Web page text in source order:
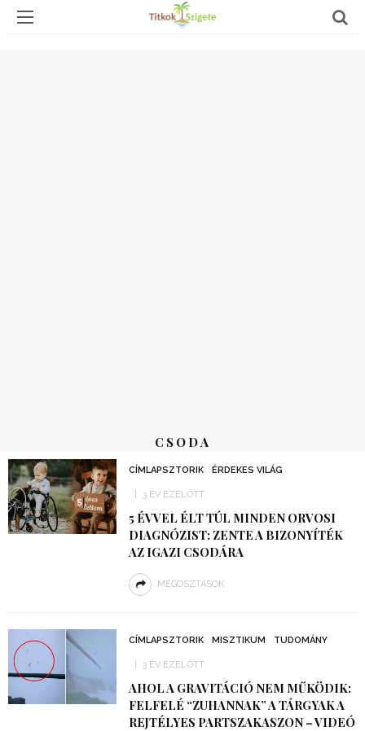
CSODA
CÍMLAPSZTORIK ÉRDEKES VILÁG
3 ÉV EZELŐTT
5 ÉVVEL ÉLT TÚL MINDEN ORVOSI
DIAGNÓZIST: ZENTE A BIZONYÍTÉK
AZ IGAZI CSODÁRA
MEGOSZTÁSOK
CÍMLAPSZTORIK MISZTIKUM TUDOMÁNY
3 ÉV EZELŐTT
AHOL A GRAVITÁCIÓ NEM MŰKÖDIK:
FELFELÉ “ZUHANNAK” A TÁRGYAK A
REJTÉLYES PARTSZAKASZON – VIDEÓ